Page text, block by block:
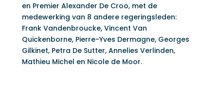
en Premier Alexander De Croo, met de
medewerking van 8 andere regeringsleden:
Frank Vandenbroucke, Vincent Van
Quickenborne, Pierre-Yves Dermagne, Georges
Gilkinet, Petra De Sutter, Annelies Verlinden,
Mathieu Michel en Nicole de Moor.